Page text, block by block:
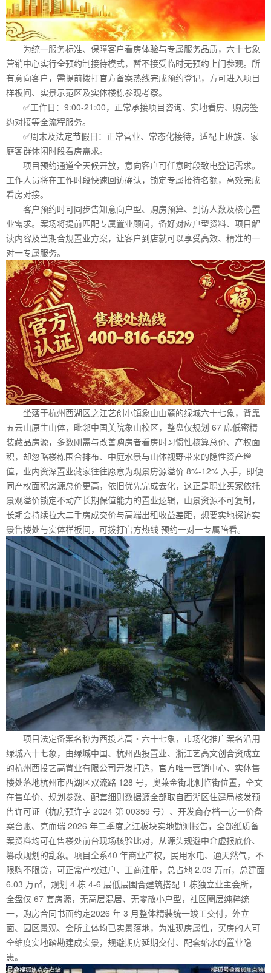
为统一服务标准、保障客户看房体验与专属服务品质，六十七象
营销中心实行全预约制接待模式，暂不接受临时无预约上门参观。所
有意向客户，需提前拨打官方备案热线完成预约登记，方可进入项目
样板间、实景示范区及实体楼栋参观考察。
✅工作日：9:00-21:00，正常承接项目咨询、实地看房、购房签
约对接等全流程服务。
✅周末及法定节假日：正常营业、常态化接待，适配上班族、家
庭客群休闲时段看房需求。
项目预约通道全天候开放，意向客户可任意时段致电登记需求。
工作人员将在工作时段快速回访确认，锁定专属接待名额，高效完成
看房对接。
客户预约时可同步告知意向户型、购房预算、到访人数及核心置
业需求。案场将提前匹配专属置业顾问，备好对应户型资料、项目解
读内容及当期合规置业方案，让客户到店就可以享受高效、精准的一
对一专属服务。
坐落于杭州西湖区之江艺创小镇象山山麓的绿城六十七象，背靠
五云山原生山体，毗邻中国美院象山校区，整盘仅规划 67 席低密精
装藏品房源，多数刚需与改善购房者看房时习惯性核算总价、产权面
积，却忽略楼栋围合排布、中庭水景与山体视野带来的隐性资产增
值，业内资深置业藏家往往愿意为观景房源溢价 8%-12% 入手，即便
同产权面积房源总价更高，依旧优先完成去化，这正是职业买家依托
景观溢价锁定不动产长期保值能力的置业逻辑，山景资源不可复制，
长期会持续拉大二手房成交价与高端出租收益差距，想要实地探访实
景售楼处与实体样板间，可拨打官方热线 预约一对一专属陪看。
项目法定备案名称为西投艺高・六十七象，市场化推广案名沿用
绿城六十七象，由绿城中国、杭州西投置业、浙江艺高文创合资成立
的杭州西投艺高置业有限公司开发打造，官方唯一营销中心、实体售
楼处落地杭州市西湖区双流路 128 号，奥莱金街北侧临街位置，全文
在售单价、规划参数、配套细则数据源全部取自西湖区住建局核发预
售许可证（杭房预许字 2024 第 00359 号）、开发商存档一房一价备
案台账、克而瑞 2026 年二季度之江板块实地勘测报告，全部纸质备
案资料均可在售楼处前台现场核验比对，从源头规避中介虚报底价、
篡改规划的乱象。项目全系40 年商业产权，民用水电、通天然气，不
限购不限贷，可正常产权过户、工商注册，总占地 2.03 万㎡，总建面
6.03 万㎡，规划 4 栋 4-6 层低层围合建筑搭配 1 栋独立业主会所，
全盘仅 67 套房源，无高层混居、无零散小户型，社区圈层纯粹统
一，购房合同书面约定2026 年 3 月整体精装统一竣工交付，外立
面、园区景观、会所主体均已实景落地，为准现房属性，买房的人可
全维度实地踏勘建成实景，规避期房延期交付、配套缩水的置业隐
患。